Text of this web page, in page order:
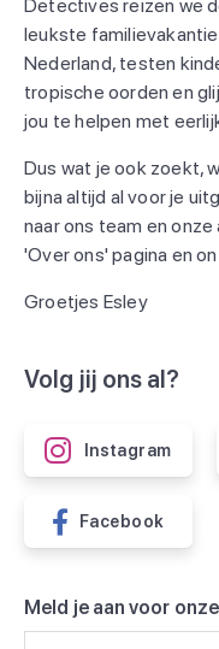
Detectives reizen we
leukste
Nederland, testen
tropische oorden en
jou te helpen met
Dus wat je ook zoekt,
bijna altijd al voor je
naar ons team en
'Over ons' pagina en
Groetjes Esley
Volg jij ons al?
Instagram
Facebook
Meld je aan voor